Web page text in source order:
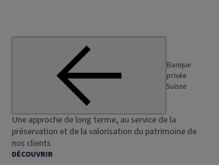
Banque
privée
Suisse
Une approche de long terme, au service de la
préservation et de la valorisation du patrimoine de
nos clients
DÉCOUVRIR